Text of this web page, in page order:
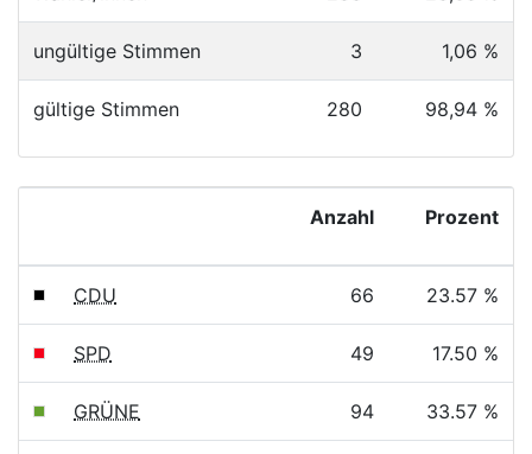
ungültige Stimmen 3 1,06 %
gültige Stimmen 280 98,94 %
Anzahl Prozent
CDU 66 23.57 %
SPD 49 17.50 %
GRÜNE 94 33.57 %